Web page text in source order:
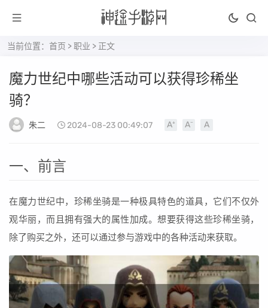
当前位置： 首页 >职业 > 正文
魔力世纪中哪些活动可以获得珍稀坐
骑？
朱二 2024-08-23 00:49:07
一、前言
在魔力世纪中，珍稀坐骑是一种极具特色的道具，它们不仅外
观华丽，而且拥有强大的属性加成。想要获得这些珍稀坐骑，
除了购买之外，还可以通过参与游戏中的各种活动来获取。